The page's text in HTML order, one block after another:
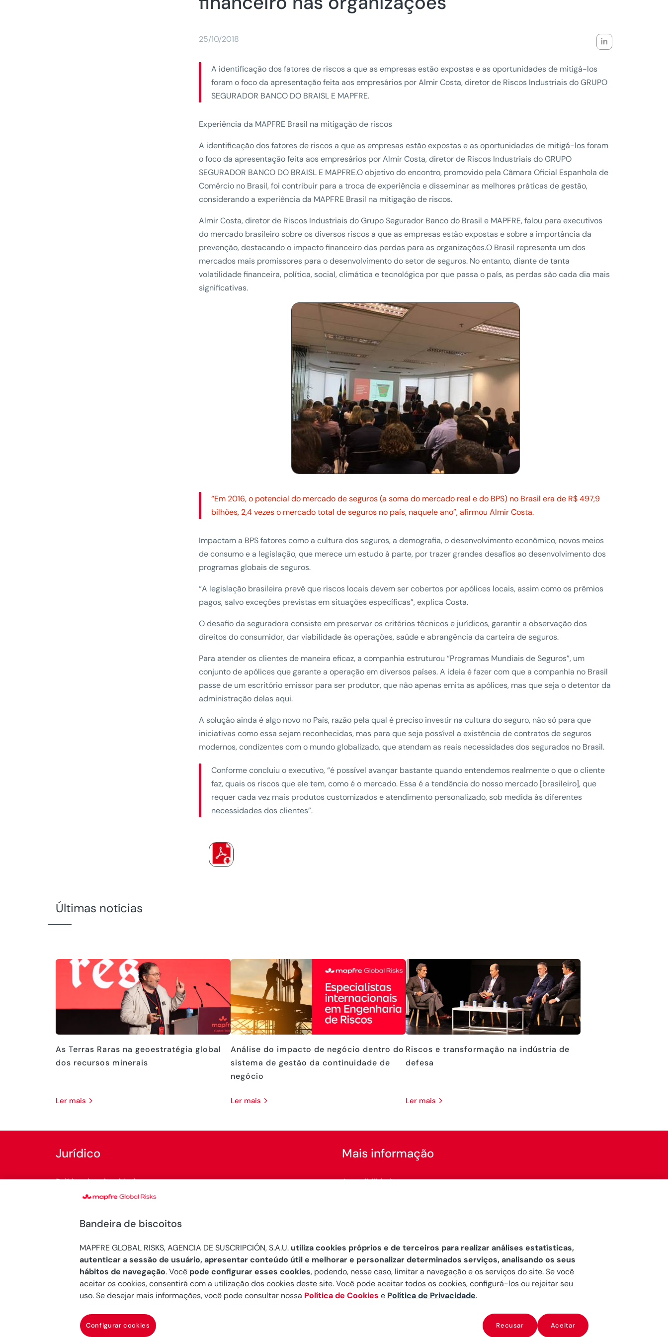
25/10/2018
A identificação dos fatores de riscos a que as empresas estão expostas e as oportunidades de mitigá-los
foram o foco da apresentação feita aos empresários por Almir Costa, diretor de Riscos Industriais do GRUPO
SEGURADOR BANCO DO BRAISL E MAPFRE.
Experiência da MAPFRE Brasil na mitigação de riscos
A identificação dos fatores de riscos a que as empresas estão expostas e as oportunidades de mitigá-los foram
o foco da apresentação feita aos empresários por Almir Costa, diretor de Riscos Industriais do GRUPO
SEGURADOR BANCO DO BRAISL E MAPFRE.O objetivo do encontro, promovido pela Câmara Oficial Espanhola de
Comércio no Brasil, foi contribuir para a troca de experiência e disseminar as melhores práticas de gestão,
considerando a experiência da MAPFRE Brasil na mitigação de riscos.
Almir Costa, diretor de Riscos Industriais do Grupo Segurador Banco do Brasil e MAPFRE, falou para executivos
do mercado brasileiro sobre os diversos riscos a que as empresas estão expostas e sobre a importância da
prevenção, destacando o impacto financeiro das perdas para as organizações.O Brasil representa um dos
mercados mais promissores para o desenvolvimento do setor de seguros. No entanto, diante de tanta
volatilidade financeira, política, social, climática e tecnológica por que passa o país, as perdas são cada dia mais
significativas.
“Em 2016, o potencial do mercado de seguros (a soma do mercado real e do BPS) no Brasil era de R$ 497,9
bilhões, 2,4 vezes o mercado total de seguros no país, naquele ano”, afirmou Almir Costa.
Impactam a BPS fatores como a cultura dos seguros, a demografia, o desenvolvimento econômico, novos meios
de consumo e a legislação, que merece um estudo à parte, por trazer grandes desafios ao desenvolvimento dos
programas globais de seguros.
“A legislação brasileira prevê que riscos locais devem ser cobertos por apólices locais, assim como os prêmios
pagos, salvo exceções previstas em situações específicas”, explica Costa.
O desafio da seguradora consiste em preservar os critérios técnicos e jurídicos, garantir a observação dos
direitos do consumidor, dar viabilidade às operações, saúde e abrangência da carteira de seguros.
Para atender os clientes de maneira eficaz, a companhia estruturou “Programas Mundiais de Seguros”, um
conjunto de apólices que garante a operação em diversos países. A ideia é fazer com que a companhia no Brasil
passe de um escritório emissor para ser produtor, que não apenas emita as apólices, mas que seja o detentor da
administração delas aqui.
A solução ainda é algo novo no País, razão pela qual é preciso investir na cultura do seguro, não só para que
iniciativas como essa sejam reconhecidas, mas para que seja possível a existência de contratos de seguros
modernos, condizentes com o mundo globalizado, que atendam as reais necessidades dos segurados no Brasil.
Conforme concluiu o executivo, “é possível avançar bastante quando entendemos realmente o que o cliente
faz, quais os riscos que ele tem, como é o mercado. Essa é a tendência do nosso mercado [brasileiro], que
requer cada vez mais produtos customizados e atendimento personalizado, sob medida às diferentes
necessidades dos clientes”.
Últimas notícias
As Terras Raras na geoestratégia global
dos recursos minerais
ler mais
Análise do impacto de negócio dentro do
sistema de gestão da continuidade de
negócio
ler mais
Riscos e transformação na indústria de
defesa
ler mais
Jurídico
Política de privacidade
Sistema Interno de Informação
Mais informação
Acessibilidade
© Copyright 2026 Mapfre
Mapfre Global Risks, Agencia de Suscripción, S.A.U
Bandeira de biscoitos
MAPFRE GLOBAL RISKS, AGENCIA DE SUSCRIPCIÓN, S.A.U. utiliza cookies próprios e de terceiros para realizar análises estatísticas,
autenticar a sessão de usuário, apresentar conteúdo útil e melhorar e personalizar determinados serviços, analisando os seus
hábitos de navegação. Você pode configurar esses cookies, podendo, nesse caso, limitar a navegação e os serviços do site. Se você
aceitar os cookies, consentirá com a utilização dos cookies deste site. Você pode aceitar todos os cookies, configurá-los ou rejeitar seu
uso. Se desejar mais informações, você pode consultar nossa Política de Cookies e Política de Privacidade.
Recusar Aceitar
Configurar cookies